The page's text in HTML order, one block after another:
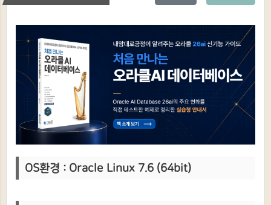
OS환경 : Oracle Linux 7.6 (64bit)